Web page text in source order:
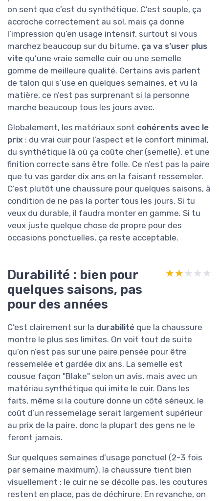
on sent que c’est du synthétique. C’est souple, ça
accroche correctement au sol, mais ça donne
l’impression qu’en usage intensif, surtout si vous
marchez beaucoup sur du bitume, ça va s’user plus
vite qu’une vraie semelle cuir ou une semelle
gomme de meilleure qualité. Certains avis parlent
de talon qui s’use en quelques semaines, et vu la
matière, ce n’est pas surprenant si la personne
marche beaucoup tous les jours avec.
Globalement, les matériaux sont cohérents avec le
prix : du vrai cuir pour l’aspect et le confort minimal,
du synthétique là où ça coûte cher (semelle), et une
finition correcte sans être folle. Ce n’est pas la paire
que tu vas garder dix ans en la faisant ressemeler.
C’est plutôt une chaussure pour quelques saisons, à
condition de ne pas la porter tous les jours. Si tu
veux du durable, il faudra monter en gamme. Si tu
veux juste quelque chose de propre pour des
occasions ponctuelles, ça reste acceptable.
Durabilité : bien pour
quelques saisons, pas
pour des années
★★★★★
★★★★★
C’est clairement sur la durabilité que la chaussure
montre le plus ses limites. On voit tout de suite
qu’on n’est pas sur une paire pensée pour être
ressemelée et gardée dix ans. La semelle est
cousue façon "Blake" selon un avis, mais avec un
matériau synthétique qui imite le cuir. Dans les
faits, même si la couture donne un côté sérieux, le
coût d’un ressemelage serait largement supérieur
au prix de la paire, donc la plupart des gens ne le
feront jamais.
Sur quelques semaines d’usage ponctuel (2-3 fois
par semaine maximum), la chaussure tient bien
visuellement : le cuir ne se décolle pas, les coutures
restent en place, pas de déchirure. En revanche, on